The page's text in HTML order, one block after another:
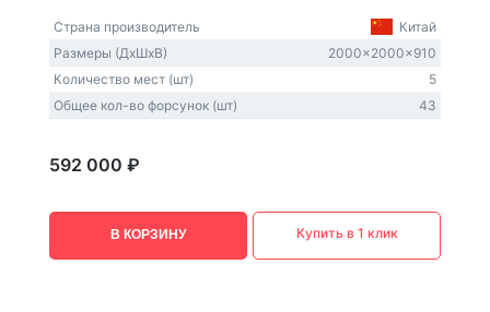
Страна производитель
Китай
Размеры (ДxШxВ)
2000x2000x910
Количество мест (шт)
5
Общее кол-во форсунок (шт)
43
592 000 ₽
В КОРЗИНУ Купить в 1 клик